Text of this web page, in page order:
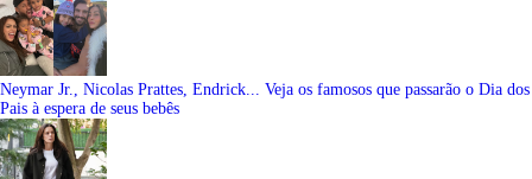
Neymar Jr., Nicolas Prattes, Endrick... Veja os famosos que passarão o Dia dos
Pais à espera de seus bebês